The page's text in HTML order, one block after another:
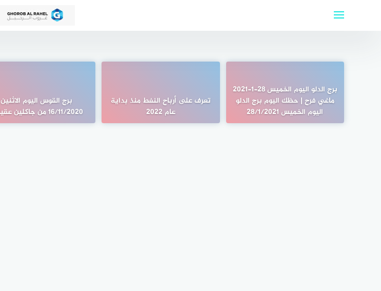
برج الدلو اليوم الخميس 28-1-2021
ماغي فرح | حظك اليوم برج الدلو
اليوم الخميس 28/1/2021
تعرف على أرباح النفط منذ بداية
عام 2022
برج القوس اليوم الاثنين
16/11/2020 من جاكلين عقيقي